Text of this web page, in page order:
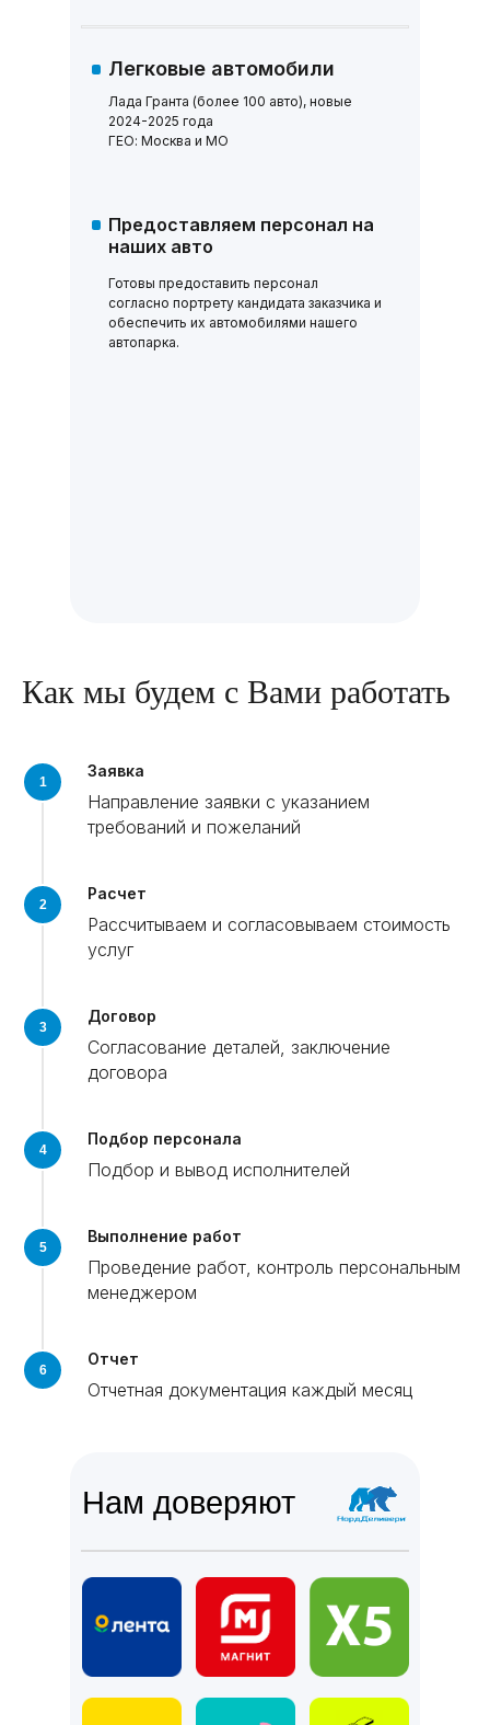
Лада Гранта (более 100 авто), новые
2024-2025 года
ГЕО: Москва и МО
Легковые автомобили
Готовы предоставить персонал
согласно портрету кандидата заказчика и
обеспечить их автомобилями нашего
автопарка.
Предоставляем персонал на
наших авто
Как мы будем с Вами работать
Заявка
Направление заявки с указанием
требований и пожеланий
Расчет
Рассчитываем и согласовываем стоимость
услуг
Договор
Согласование деталей, заключение
договора
Подбор персонала
Подбор и вывод исполнителей
Выполнение работ
Проведение работ, контроль персональным
менеджером
Отчет
Отчетная документация каждый месяц
Нам доверяют